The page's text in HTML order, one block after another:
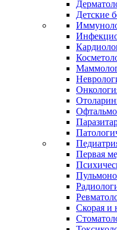
Детские
Первая
Скорая и